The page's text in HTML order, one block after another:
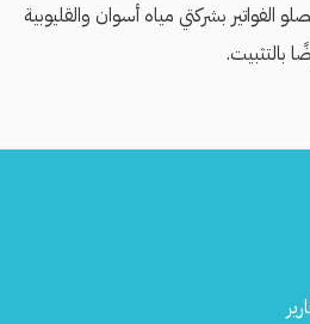
الفواتير بشركتي مياه أسوان والقليوبية
بالتثبيت.